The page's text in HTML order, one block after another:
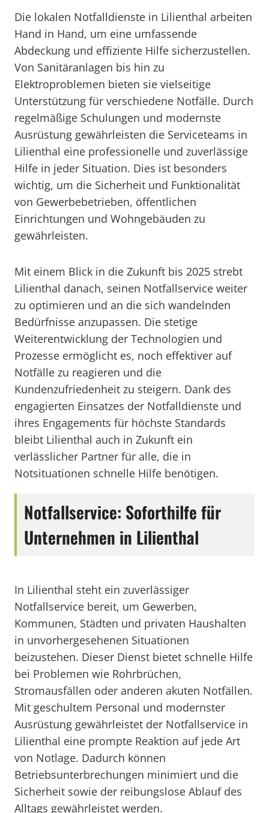
Die lokalen Notfalldienste in Lilienthal arbeiten
Hand in Hand, um eine umfassende
Abdeckung und effiziente Hilfe sicherzustellen.
Von Sanitäranlagen bis hin zu
Elektroproblemen bieten sie vielseitige
Unterstützung für verschiedene Notfälle. Durch
regelmäßige Schulungen und modernste
Ausrüstung gewährleisten die Serviceteams in
Lilienthal eine professionelle und zuverlässige
Hilfe in jeder Situation. Dies ist besonders
wichtig, um die Sicherheit und Funktionalität
von Gewerbebetrieben, öffentlichen
Einrichtungen und Wohngebäuden zu
gewährleisten.
Mit einem Blick in die Zukunft bis 2025 strebt
Lilienthal danach, seinen Notfallservice weiter
zu optimieren und an die sich wandelnden
Bedürfnisse anzupassen. Die stetige
Weiterentwicklung der Technologien und
Prozesse ermöglicht es, noch effektiver auf
Notfälle zu reagieren und die
Kundenzufriedenheit zu steigern. Dank des
engagierten Einsatzes der Notfalldienste und
ihres Engagements für höchste Standards
bleibt Lilienthal auch in Zukunft ein
verlässlicher Partner für alle, die in
Notsituationen schnelle Hilfe benötigen.
Notfallservice: Soforthilfe für
Unternehmen in Lilienthal
In Lilienthal steht ein zuverlässiger
Notfallservice bereit, um Gewerben,
Kommunen, Städten und privaten Haushalten
in unvorhergesehenen Situationen
beizustehen. Dieser Dienst bietet schnelle Hilfe
bei Problemen wie Rohrbrüchen,
Stromausfällen oder anderen akuten Notfällen.
Mit geschultem Personal und modernster
Ausrüstung gewährleistet der Notfallservice in
Lilienthal eine prompte Reaktion auf jede Art
von Notlage. Dadurch können
Betriebsunterbrechungen minimiert und die
Sicherheit sowie der reibungslose Ablauf des
Alltags gewährleistet werden.